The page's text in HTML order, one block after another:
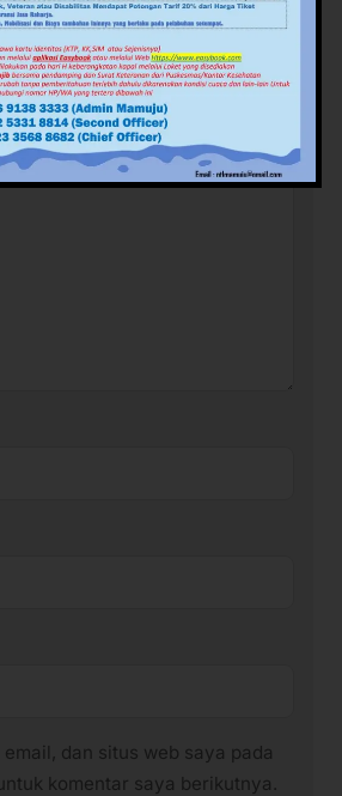
tidak akan dipublikasikan. Ruas
*
email, dan situs web saya pada
komentar saya berikutnya.